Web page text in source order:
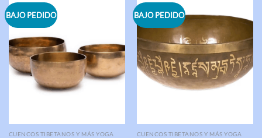
BAJO PEDIDO
CUENCOS TIBETANOS Y MÁS YOGA
BAJO PEDIDO
CUENCOS TIBETANOS Y MÁS YOGA